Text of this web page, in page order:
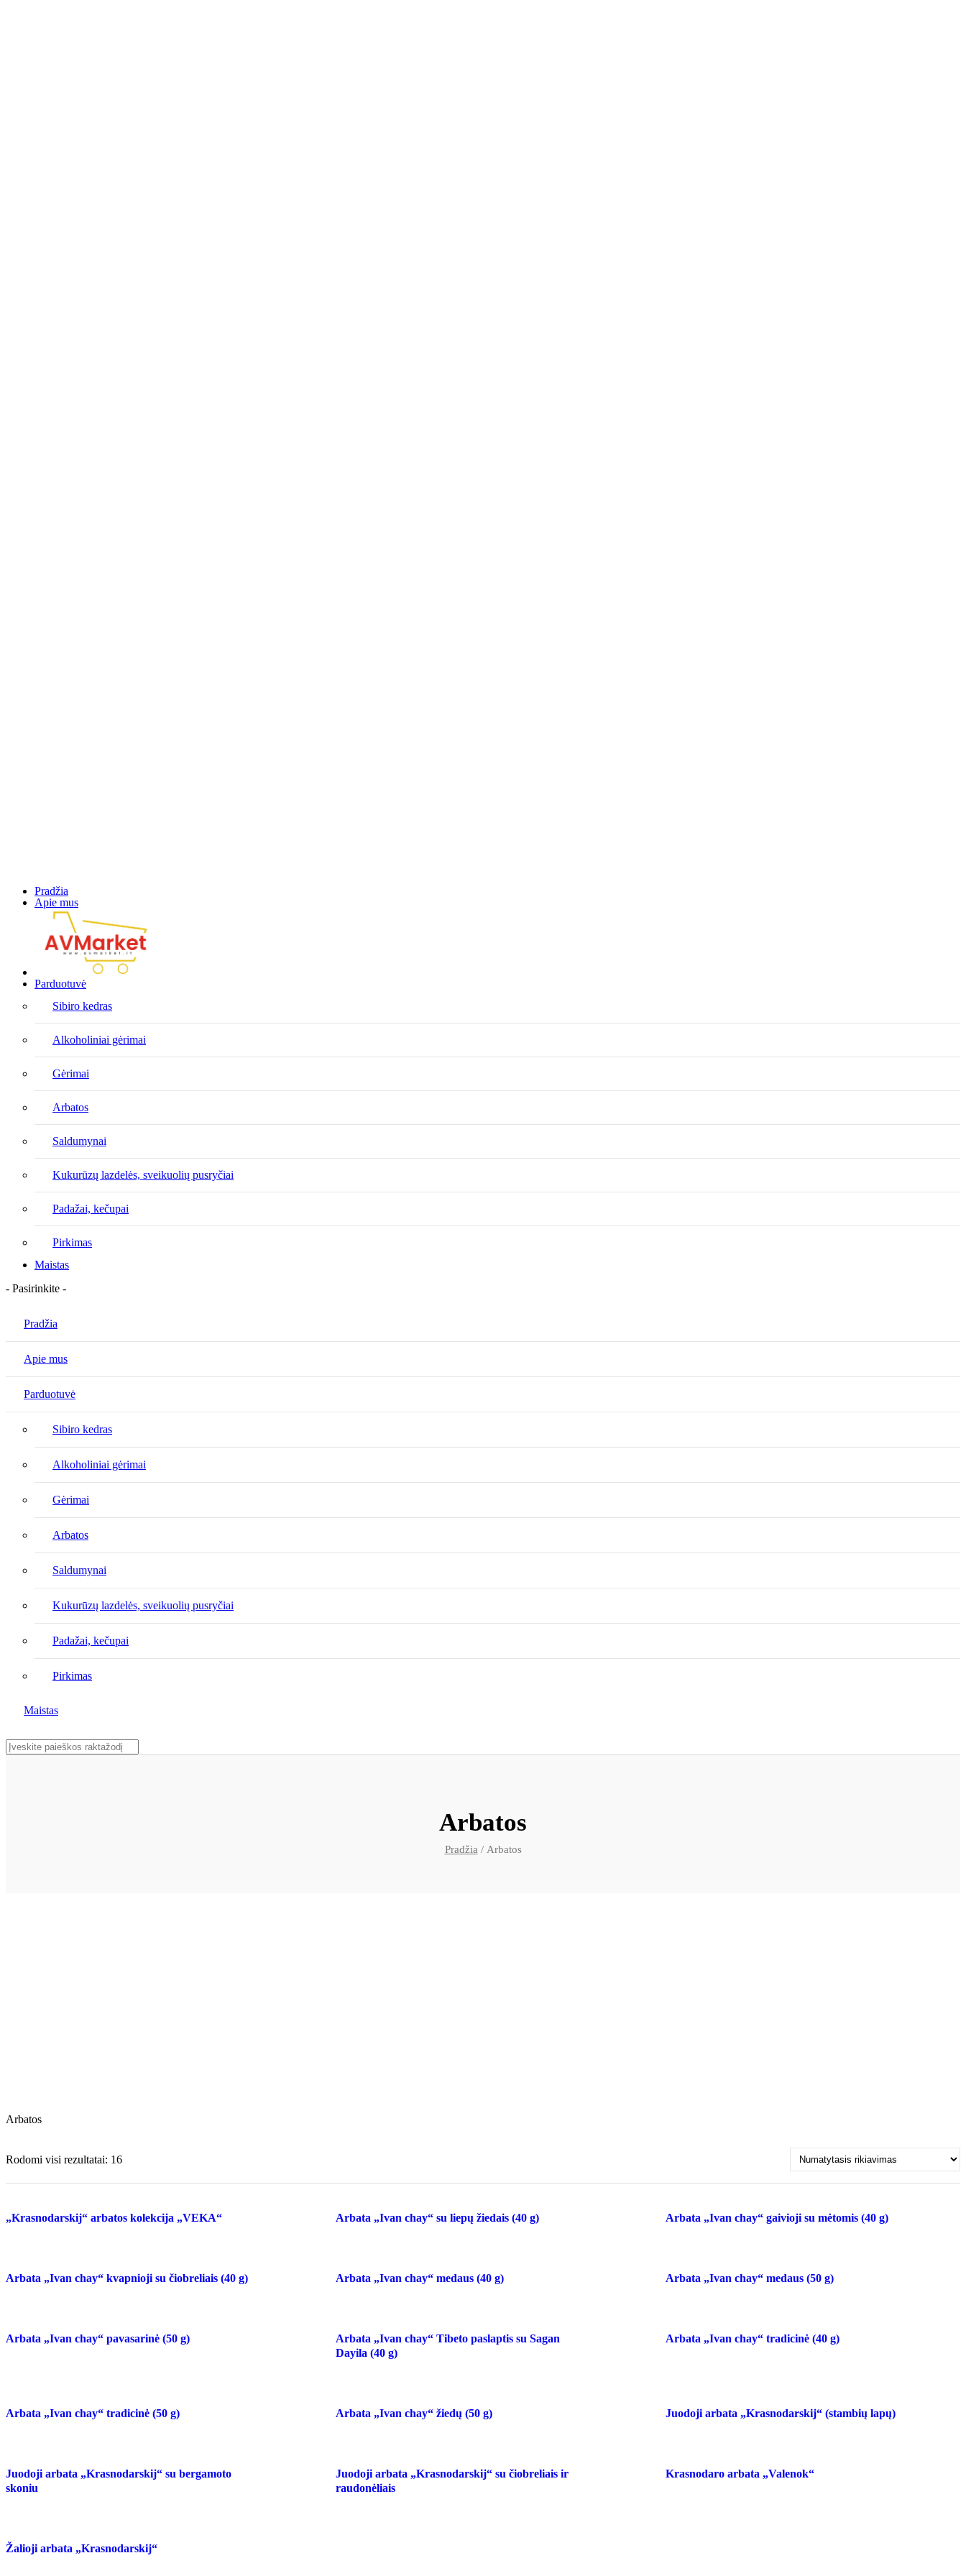
Pradžia
Apie mus
Parduotuvė
Sibiro kedras
Alkoholiniai gėrimai
Gėrimai
Arbatos
Saldumynai
Kukurūzų lazdelės, sveikuolių pusryčiai
Padažai, kečupai
Pirkimas
Maistas
- Pasirinkite -
Pradžia
Apie mus
Parduotuvė
Sibiro kedras
Alkoholiniai gėrimai
Gėrimai
Arbatos
Saldumynai
Kukurūzų lazdelės, sveikuolių pusryčiai
Padažai, kečupai
Pirkimas
Maistas
Arbatos
Pradžia / Arbatos
Arbatos
Rodomi visi rezultatai: 16
„Krasnodarskij“ arbatos kolekcija „VEKA“ Arbata „Ivan chay“ su liepų žiedais (40 g) Arbata „Ivan chay“ gaivioji su mėtomis (40 g)
Arbata „Ivan chay“ kvapnioji su čiobreliais (40 g) Arbata „Ivan chay“ medaus (40 g) Arbata „Ivan chay“ medaus (50 g)
Arbata „Ivan chay“ pavasarinė (50 g)
Arbata „Ivan chay“ Tibeto paslaptis su Sagan
Dayila (40 g)
Arbata „Ivan chay“ tradicinė (40 g)
Arbata „Ivan chay“ tradicinė (50 g) Arbata „Ivan chay“ žiedų (50 g) Juodoji arbata „Krasnodarskij“ (stambių lapų)
Juodoji arbata „Krasnodarskij“ su bergamoto
skoniu
Juodoji arbata „Krasnodarskij“ su čiobreliais ir
raudonėliais
Krasnodaro arbata „Valenok“
Žalioji arbata „Krasnodarskij“